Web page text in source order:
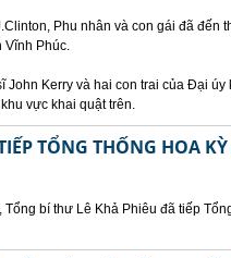
Phu nhân và con gái đã đến
Vĩnh Phúc.
Kerry và hai con trai của Đại
vực khai quật trên.
TỔNG THỐNG HOA
bí thư Lê Khả Phiêu đã tiếp